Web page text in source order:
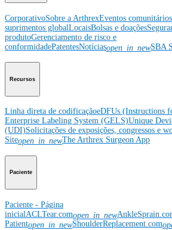
CorporativoSobre a ArthrexEventos comunitários
suprimentos globalLocaisBolsas e doações
produtoGerenciamento de risco e
conformidadePatentesNotíciasopen_in_newSBA
Recursos
Linha direta de codificaçãoeDFUs (Instructions
Enterprise Labeling System (GELS)Unique
(UDI)Solicitações de exposições, congressos e
Siteopen_in_newThe Arthrex Surgeon App
Paciente
Paciente - Página
inicialACLTear.comopen_in_new
Patientopen_in_newShoulderReplacement.com